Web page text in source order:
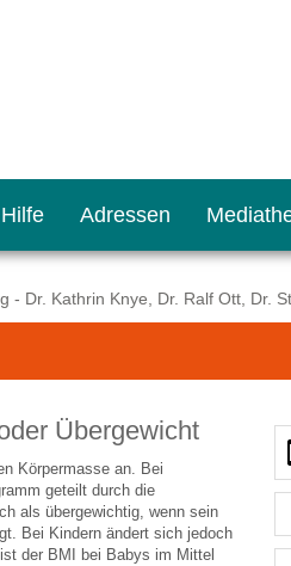
Adressen
- Dr. Kathrin Knye, Dr. Ralf Ott, Dr.
Übergewicht
Körpermasse an. Bei
geteilt durch die
als übergewichtig, wenn sein
Bei Kindern ändert sich jedoch
der BMI bei Babys im Mittel